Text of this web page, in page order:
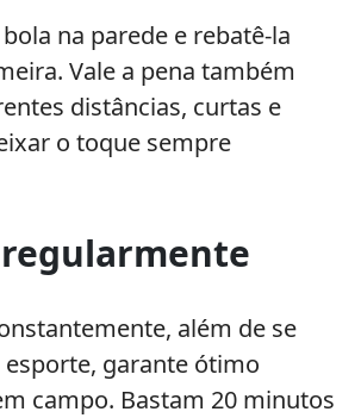
na parede e rebatê-la
Vale a pena também
distâncias, curtas e
o toque sempre
além de se
garante ótimo
campo. Bastam 20 minutos